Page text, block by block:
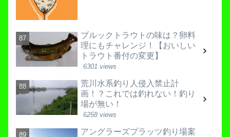
ブルックトラウトの味は？卵料
理にもチャレンジ！【おいしい
トラウト番付の変更】
6301 views
荒川水系釣り人侵入禁止計
画！？これでは釣れない！釣り
場が無い！
6258 views
アングラーズプラッツ釣り場案